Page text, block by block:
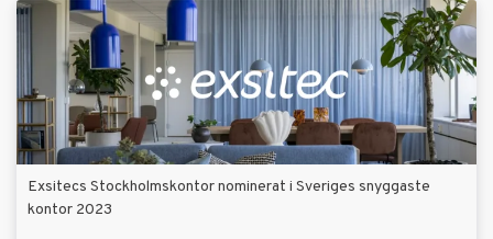
Exsitecs Stockholmskontor nominerat i Sveriges snyggaste
kontor 2023